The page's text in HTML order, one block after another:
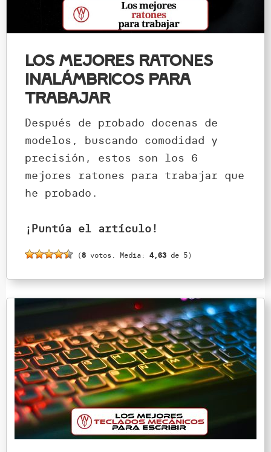
Los mejores ratones
inalámbricos para
trabajar
Después de probado docenas de
modelos, buscando comodidad y
precisión, estos son los 6
mejores ratones para trabajar que
he probado.
¡Puntúa el artículo!
(8 votos. Media: 4,63 de 5)